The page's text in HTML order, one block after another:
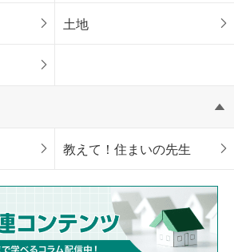
土地
教えて！住まいの先生